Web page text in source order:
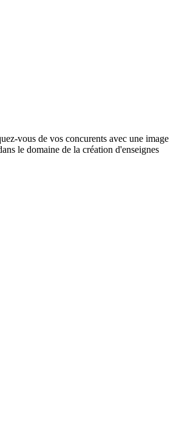
vous de vos concurents avec une image
le domaine de la création d'enseignes